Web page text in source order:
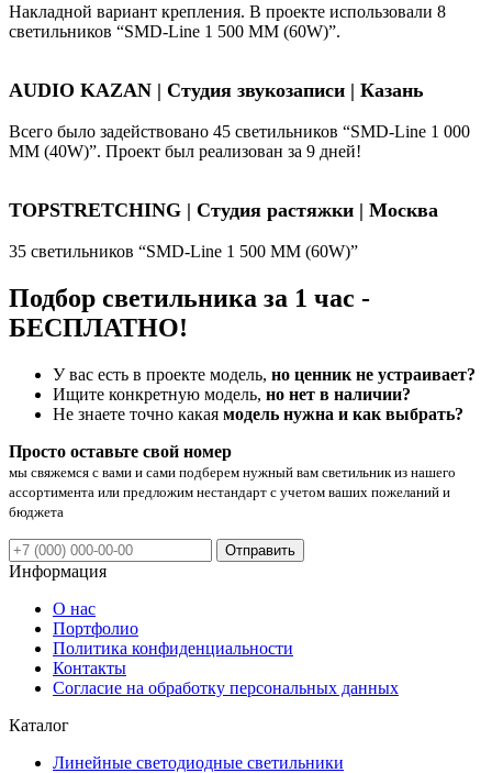
Накладной вариант крепления. В проекте использовали 8
светильников “SMD-Line 1 500 ММ (60W)”.
AUDIO KAZAN | Студия звукозаписи | Казань
Всего было задействовано 45 светильников “SMD-Line 1 000
ММ (40W)”. Проект был реализован за 9 дней!
TOPSTRETCHING | Студия растяжки | Москва
35 светильников “SMD-Line 1 500 ММ (60W)”
Подбор светильника за 1 час -
БЕСПЛАТНО!
У вас есть в проекте модель, но ценник не устраивает?
Ищите конкретную модель, но нет в наличии?
Не знаете точно какая модель нужна и как выбрать?
Просто оставьте свой номер
мы свяжемся с вами и сами подберем нужный вам светильник из нашего
ассортимента или предложим нестандарт с учетом ваших пожеланий и
бюджета
Отправить
Информация
О нас
Портфолио
Политика конфиденциальности
Контакты
Согласие на обработку персональных данных
Каталог
Линейные светодиодные светильники